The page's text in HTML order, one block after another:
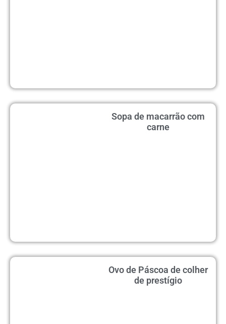
Sopa de macarrão com
carne
Ovo de Páscoa de colher
de prestígio